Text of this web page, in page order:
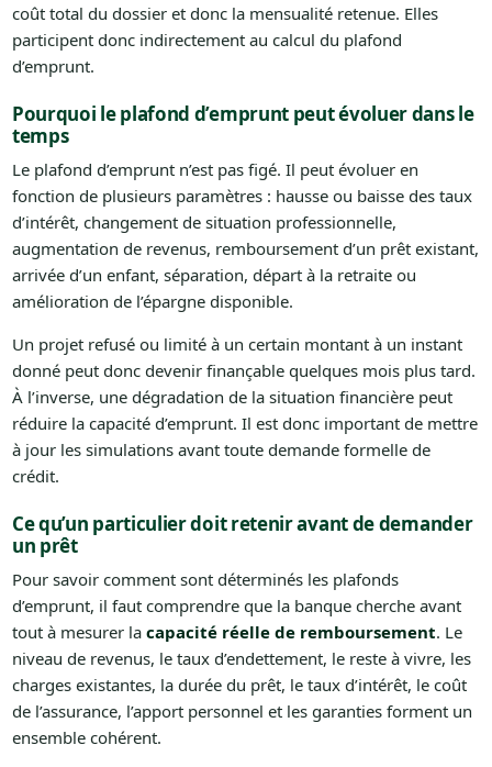
coût total du dossier et donc la mensualité retenue. Elles
participent donc indirectement au calcul du plafond
d’emprunt.
Pourquoi le plafond d’emprunt peut évoluer dans le
temps
Le plafond d’emprunt n’est pas figé. Il peut évoluer en
fonction de plusieurs paramètres : hausse ou baisse des taux
d’intérêt, changement de situation professionnelle,
augmentation de revenus, remboursement d’un prêt existant,
arrivée d’un enfant, séparation, départ à la retraite ou
amélioration de l’épargne disponible.
Un projet refusé ou limité à un certain montant à un instant
donné peut donc devenir finançable quelques mois plus tard.
À l’inverse, une dégradation de la situation financière peut
réduire la capacité d’emprunt. Il est donc important de mettre
à jour les simulations avant toute demande formelle de
crédit.
Ce qu’un particulier doit retenir avant de demander
un prêt
Pour savoir comment sont déterminés les plafonds
d’emprunt, il faut comprendre que la banque cherche avant
tout à mesurer la capacité réelle de remboursement. Le
niveau de revenus, le taux d’endettement, le reste à vivre, les
charges existantes, la durée du prêt, le taux d’intérêt, le coût
de l’assurance, l’apport personnel et les garanties forment un
ensemble cohérent.